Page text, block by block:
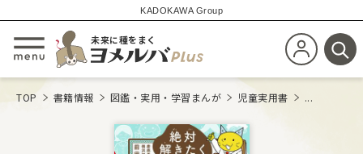
KADOKAWA Group
メニューを開閉する
未来に種をまく
新規会員登
検
TOP 書籍情報 図鑑・実用・学習まんが 児童実用書 ...